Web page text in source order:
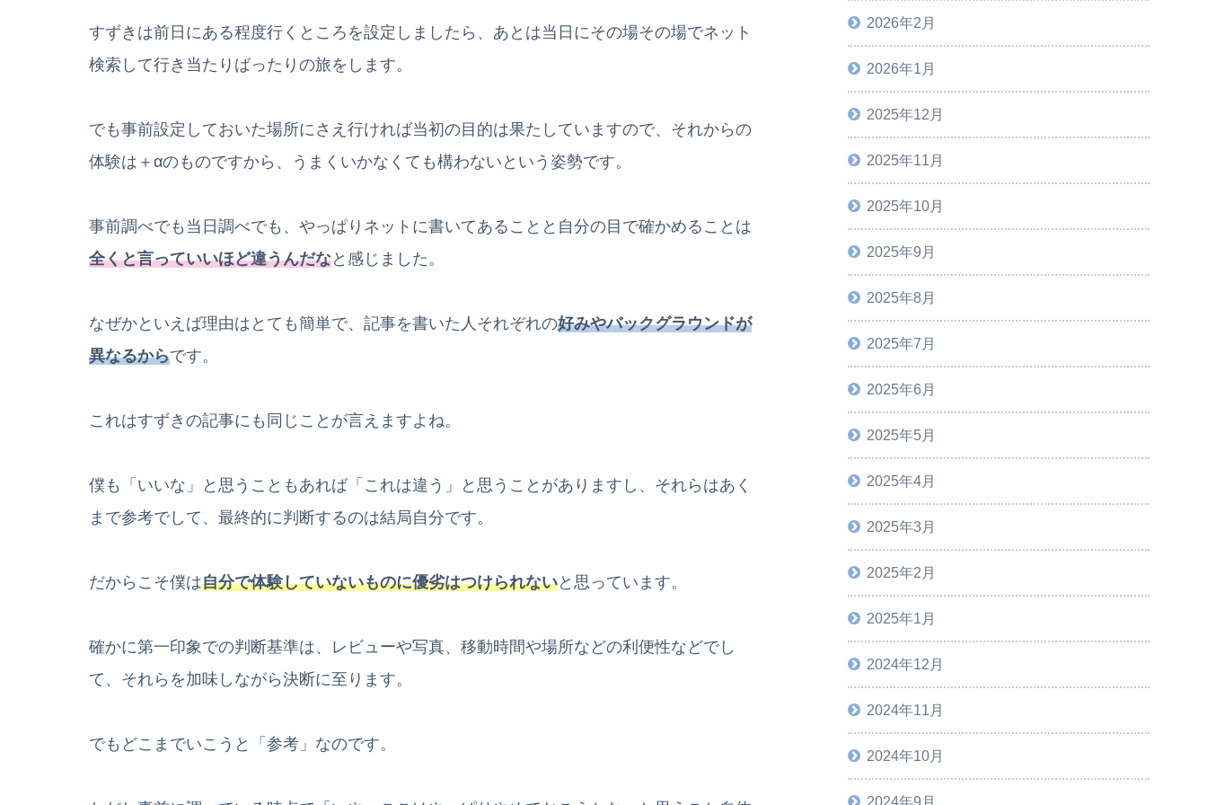
すずきは前日にある程度行くところを設定しましたら、あとは当日にその場その場でネット
検索して行き当たりばったりの旅をします。
でも事前設定しておいた場所にさえ行ければ当初の目的は果たしていますので、それからの
体験は＋αのものですから、うまくいかなくても構わないという姿勢です。
事前調べでも当日調べでも、やっぱりネットに書いてあることと自分の目で確かめることは
全くと言っていいほど違うんだなと感じました。
なぜかといえば理由はとても簡単で、記事を書いた人それぞれの好みやバックグラウンドが
異なるからです。
これはすずきの記事にも同じことが言えますよね。
僕も「いいな」と思うこともあれば「これは違う」と思うことがありますし、それらはあく
まで参考でして、最終的に判断するのは結局自分です。
だからこそ僕は自分で体験していないものに優劣はつけられないと思っています。
確かに第一印象での判断基準は、レビューや写真、移動時間や場所などの利便性などでし
て、それらを加味しながら決断に至ります。
でもどこまでいこうと「参考」なのです。
2026年2月
2026年1月
2025年12月
2025年11月
2025年10月
2025年9月
2025年8月
2025年7月
2025年6月
2025年5月
2025年4月
2025年3月
2025年2月
2025年1月
2024年12月
2024年11月
2024年10月
2024年9月